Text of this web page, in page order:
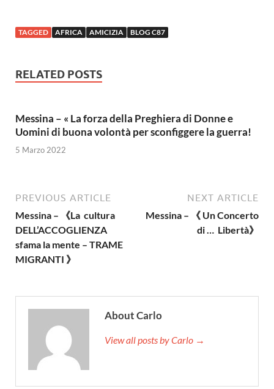
TAGGED AFRICA AMICIZIA BLOG C87
RELATED POSTS
Messina – « La forza della Preghiera di Donne e
Uomini di buona volontà per sconfiggere la guerra!
5 Marzo 2022
PREVIOUS ARTICLE
Messina – 《La cultura
DELL’ACCOGLIENZA
sfama la mente – TRAME
MIGRANTI 》
NEXT ARTICLE
Messina – 《 Un Concerto
di … Libertà》
About Carlo
View all posts by Carlo →